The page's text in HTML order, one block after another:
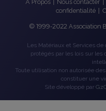
À Propos Nous contacter
confidentialité
© 1999-2022 Association
Les Matériaux et Services
protégés par les lois sur
Toute utilisation non autorisée
constituer une
Site développé par